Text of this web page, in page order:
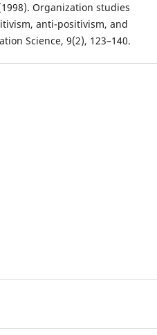
Organization studies
anti-positivism, and
Science, 9(2), 123–140.